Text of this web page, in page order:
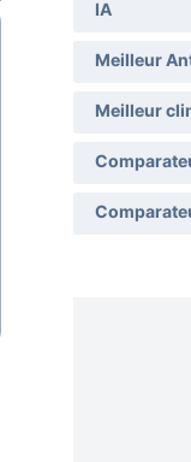
IA
Meilleur
Meilleur